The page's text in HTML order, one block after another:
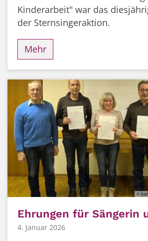
Kinderarbeit" war das
der Sternsingeraktion.
Mehr
©
Ehrungen für Sängerin
4. Januar 2026